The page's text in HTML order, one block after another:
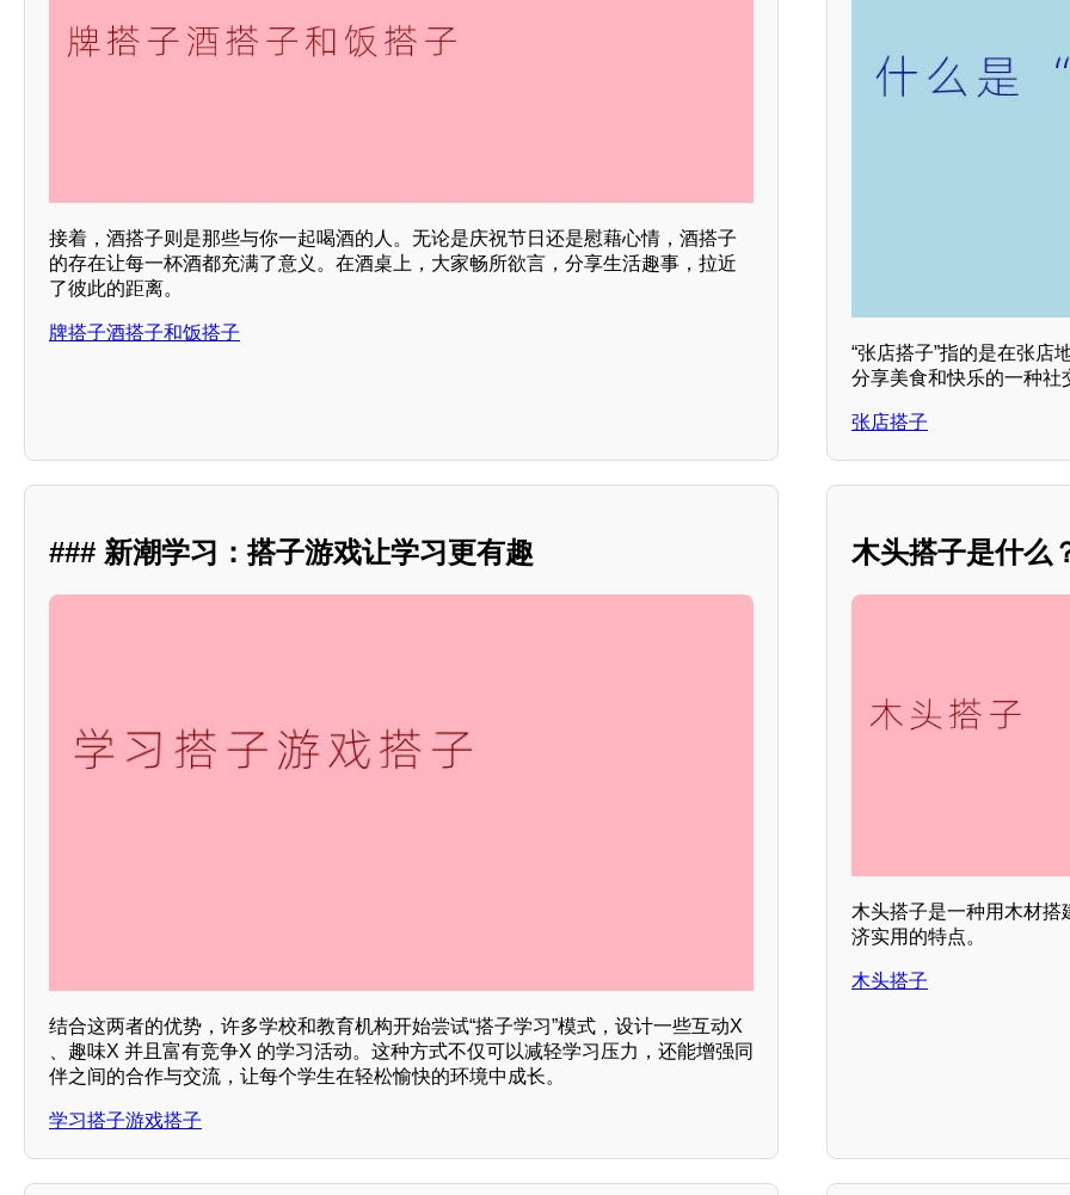
接着，酒搭子则是那些与你一起喝酒的人。无论是庆祝节日还是慰藉心情，酒搭子
的存在让每一杯酒都充满了意义。在酒桌上，大家畅所欲言，分享生活趣事，拉近
了彼此的距离。
牌搭子酒搭子和饭搭子
“张店搭子”指的是在张店
分享美食和快乐的一种社
张店搭子
### 新潮学习：搭子游戏让学习更有趣
结合这两者的优势，许多学校和教育机构开始尝试“搭子学习”模式，设计一些互动X
、趣味X 并且富有竞争X 的学习活动。这种方式不仅可以减轻学习压力，还能增强同
伴之间的合作与交流，让每个学生在轻松愉快的环境中成长。
学习搭子游戏搭子
木头搭子是什么
木头搭子是一种用木材搭
济实用的特点。
木头搭子